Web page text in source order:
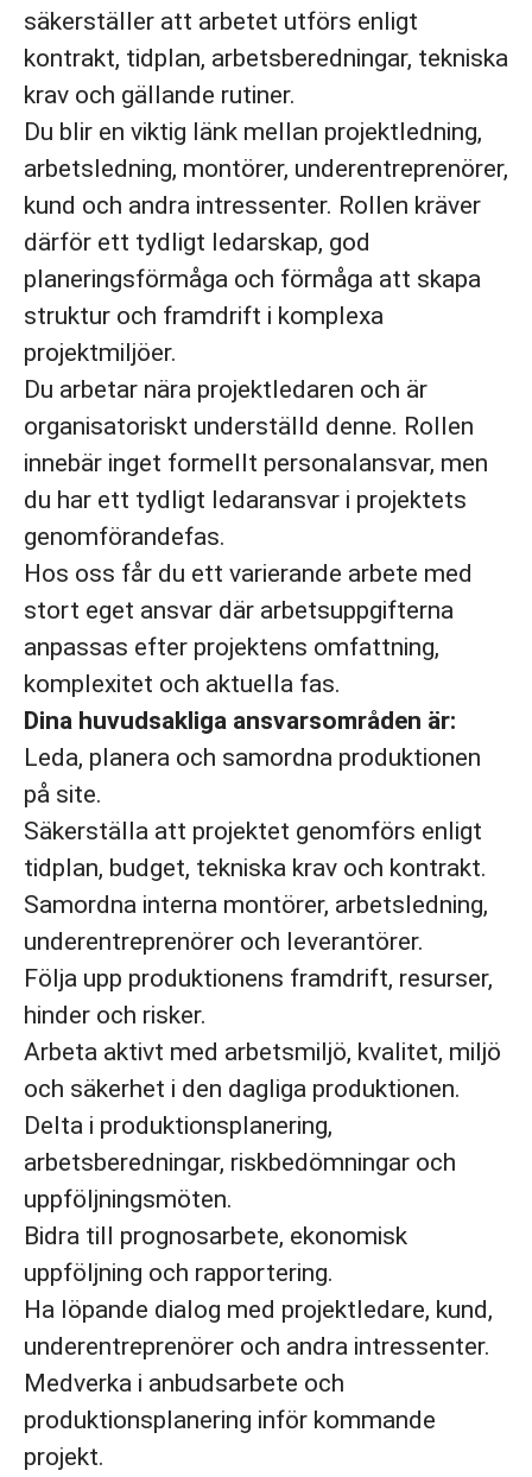
säkerställer att arbetet utförs enligt
kontrakt, tidplan, arbetsberedningar, tekniska
krav och gällande rutiner.
Du blir en viktig länk mellan projektledning,
arbetsledning, montörer, underentreprenörer,
kund och andra intressenter. Rollen kräver
därför ett tydligt ledarskap, god
planeringsförmåga och förmåga att skapa
struktur och framdrift i komplexa
projektmiljöer.
Du arbetar nära projektledaren och är
organisatoriskt underställd denne. Rollen
innebär inget formellt personalansvar, men
du har ett tydligt ledaransvar i projektets
genomförandefas.
Hos oss får du ett varierande arbete med
stort eget ansvar där arbetsuppgifterna
anpassas efter projektens omfattning,
komplexitet och aktuella fas.
Dina huvudsakliga ansvarsområden är:
Leda, planera och samordna produktionen
på site.
Säkerställa att projektet genomförs enligt
tidplan, budget, tekniska krav och kontrakt.
Samordna interna montörer, arbetsledning,
underentreprenörer och leverantörer.
Följa upp produktionens framdrift, resurser,
hinder och risker.
Arbeta aktivt med arbetsmiljö, kvalitet, miljö
och säkerhet i den dagliga produktionen.
Delta i produktionsplanering,
arbetsberedningar, riskbedömningar och
uppföljningsmöten.
Bidra till prognosarbete, ekonomisk
uppföljning och rapportering.
Ha löpande dialog med projektledare, kund,
underentreprenörer och andra intressenter.
Medverka i anbudsarbete och
produktionsplanering inför kommande
projekt.